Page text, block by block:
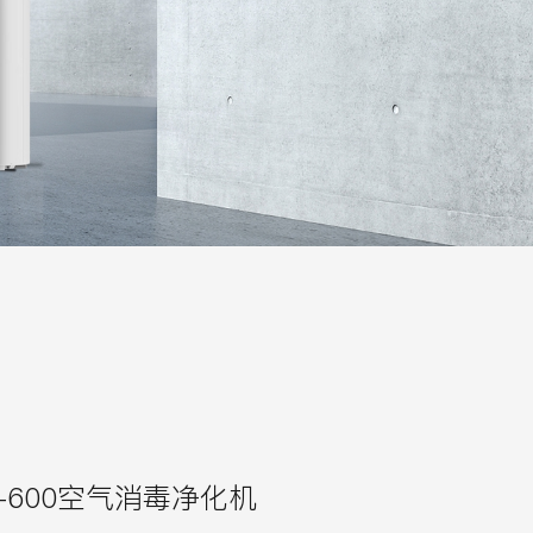
空气消毒净化机